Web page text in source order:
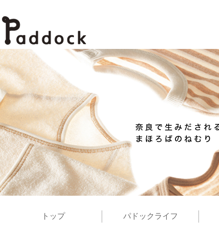
トップ パドックライフ